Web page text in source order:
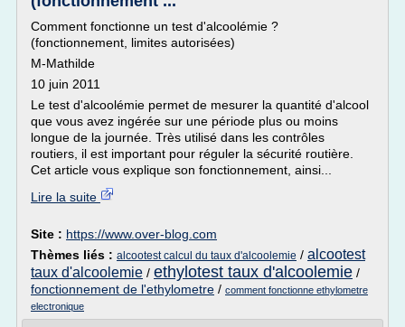
Comment fonctionne un test d'alcoolémie ?
(fonctionnement, limites autorisées)
M-Mathilde
10 juin 2011
Le test d'alcoolémie permet de mesurer la quantité d'alcool
que vous avez ingérée sur une période plus ou moins
longue de la journée. Très utilisé dans les contrôles
routiers, il est important pour réguler la sécurité routière.
Cet article vous explique son fonctionnement, ainsi...
Lire la suite
Site : https://www.over-blog.com
Thèmes liés : alcootest calcul du taux d'alcoolemie / alcootest
taux d'alcoolemie / ethylotest taux d'alcoolemie /
fonctionnement de l'ethylometre / comment fonctionne ethylometre
electronique